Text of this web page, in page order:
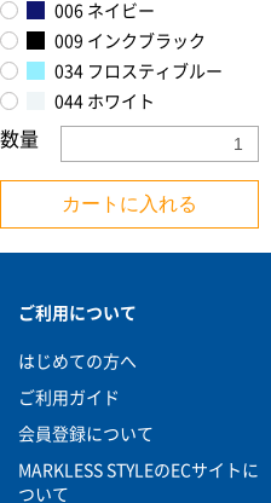
006 ネイビー
009 インクブラック
034 フロスティブルー
044 ホワイト
数量
カートに入れる
ご利用について
はじめての方へ
ご利用ガイド
会員登録について
MARKLESS STYLEのECサイトに
ついて